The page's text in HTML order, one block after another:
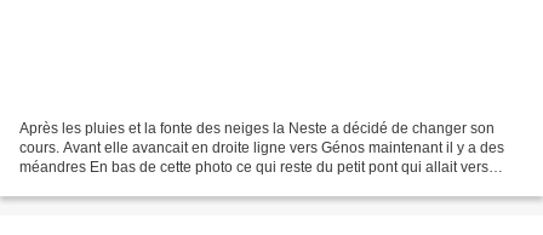
Après les pluies et la fonte des neiges la Neste a décidé de changer son
cours. Avant elle avancait en droite ligne vers Génos maintenant il y a des
méandres En bas de cette photo ce qui reste du petit pont qui allait vers